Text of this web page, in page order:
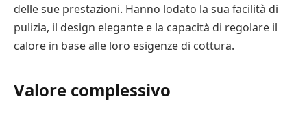
delle sue prestazioni. Hanno lodato la sua facilità di
pulizia, il design elegante e la capacità di regolare il
calore in base alle loro esigenze di cottura.
Valore complessivo